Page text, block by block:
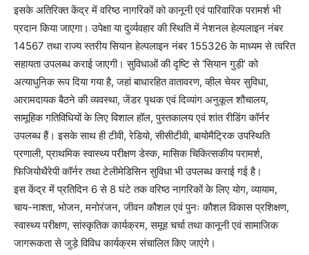
इसके अतिरिक्त केंद्र में वरिष्ठ नागरिकों को कानूनी एवं पारिवारिक परामर्श भी
प्रदान किया जाएगा। उपेक्षा या दुर्व्यवहार की स्थिति में नेशनल हेल्पलाइन नंबर
14567 तथा राज्य स्तरीय सियान हेल्पलाइन नंबर 155326 के माध्यम से त्वरित
सहायता उपलब्ध कराई जाएगी। सुविधाओं की दृष्टि से ‘सियान गुड़ी’ को
अत्याधुनिक रूप दिया गया है, जहां बाधारहित वातावरण, व्हील चेयर सुविधा,
आरामदायक बैठने की व्यवस्था, जेंडर पृथक एवं दिव्यांग अनुकूल शौचालय,
सामूहिक गतिविधियों के लिए विशाल हॉल, पुस्तकालय एवं शांत रीडिंग कॉर्नर
उपलब्ध हैं। इसके साथ ही टीवी, रेडियो, सीसीटीवी, बायोमैट्रिक उपस्थिति
प्रणाली, प्राथमिक स्वास्थ्य परीक्षण डेस्क, मासिक चिकित्सकीय परामर्श,
फिजियोथैरेपी कॉर्नर तथा टेलीमेडिसिन सुविधा भी उपलब्ध कराई गई है।
इस केंद्र में प्रतिदिन 6 से 8 घंटे तक वरिष्ठ नागरिकों के लिए योग, व्यायाम,
चाय-नाश्ता, भोजन, मनोरंजन, जीवन कौशल एवं पुनः कौशल विकास प्रशिक्षण,
स्वास्थ्य परीक्षण, सांस्कृतिक कार्यक्रम, समूह चर्चा तथा कानूनी एवं सामाजिक
जागरूकता से जुड़े विविध कार्यक्रम संचालित किए जाएंगे।